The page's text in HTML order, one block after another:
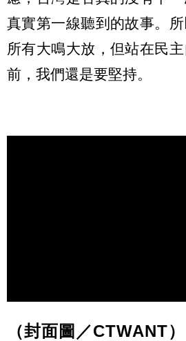
真實第一線聽到的故事。
所有大鳴大放，但站在民
前，我們還是要堅持。
（封面圖／CTWANT）